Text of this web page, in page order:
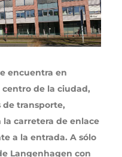
encuentra en
de la ciudad,
de transporte,
carretera de enlace
a la entrada. A sólo
Langenhagen con